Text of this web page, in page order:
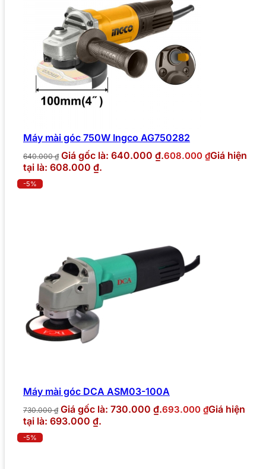
Máy mài góc 750W Ingco AG750282
640.000₫ Giá gốc là: 640.000 ₫.608.000 ₫Giá hiện
tại là: 608.000 ₫.
-5%
Máy mài góc DCA ASM03-100A
730.000₫ Giá gốc là: 730.000 ₫.693.000 ₫Giá hiện
tại là: 693.000 ₫.
-5%